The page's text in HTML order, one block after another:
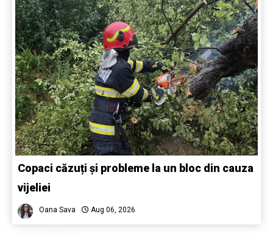
Copaci căzuți și probleme la un bloc din cauza
vijeliei
Oana Sava Aug 06, 2026